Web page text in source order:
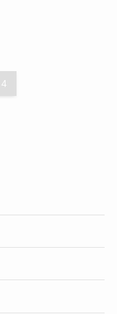
4